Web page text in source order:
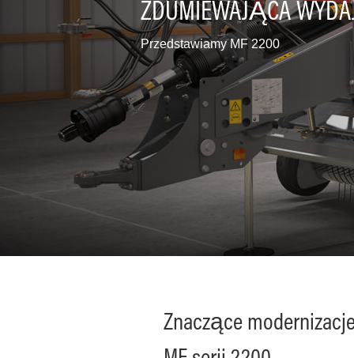
Pielęgnacja
terenów
zielonych
Gospodarstwa
mieszane
ZDUMIEWAJĄCA
Przedstawiamy MF 2200
Znaczące